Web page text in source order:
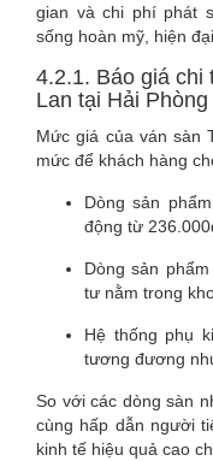
gian và chi phí phát
sống hoàn mỹ, hiện
4.2.1. Báo giá chi
Lan tại Hải Phòng
Mức giá của ván sàn
mức để khách hàng
Dòng sản
động từ
Dòng sản
tư nằm trong
Hệ thống phụ
tương đương
So với các dòng sàn
cùng hấp dẫn người
kinh tế hiệu quả cao